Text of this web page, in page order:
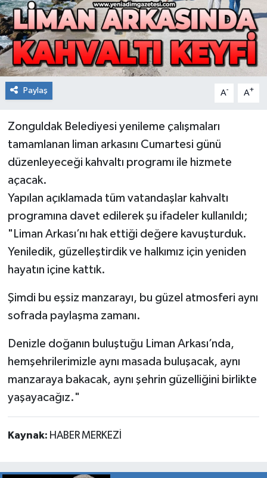
Paylaş A- A+
Zonguldak Belediyesi yenileme çalışmaları
tamamlanan liman arkasını Cumartesi günü
düzenleyeceği kahvaltı programı ile hizmete
açacak.
Yapılan açıklamada tüm vatandaşlar kahvaltı
programına davet edilerek şu ifadeler kullanıldı;
"Liman Arkası’nı hak ettiği değere kavuşturduk.
Yeniledik, güzelleştirdik ve halkımız için yeniden
hayatın içine kattık.
Şimdi bu eşsiz manzarayı, bu güzel atmosferi aynı
sofrada paylaşma zamanı.
Denizle doğanın buluştuğu Liman Arkası’nda,
hemşehrilerimizle aynı masada buluşacak, aynı
manzaraya bakacak, aynı şehrin güzelliğini birlikte
yaşayacağız."
Kaynak: HABER MERKEZİ
Künye